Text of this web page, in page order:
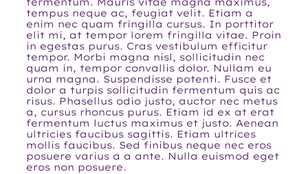
tempus neque ac, feugiat velit. Etiam a
enim nec quam fringilla cursus. In porttitor
elit mi, at tempor lorem fringilla vitae. Proin
in egestas purus. Cras vestibulum efficitur
tempor. Morbi magna nisl, sollicitudin nec
quam in, tempor convallis dolor. Nullam eu
urna magna. Suspendisse potenti. Fusce et
dolor a turpis sollicitudin fermentum quis ac
risus. Phasellus odio justo, auctor nec metus
a, cursus rhoncus purus. Etiam id ex at erat
fermentum luctus maximus et justo. Aenean
ultricies faucibus sagittis. Etiam ultrices
mollis faucibus. Sed finibus neque nec eros
posuere varius a a ante. Nulla euismod eget
eros non posuere.